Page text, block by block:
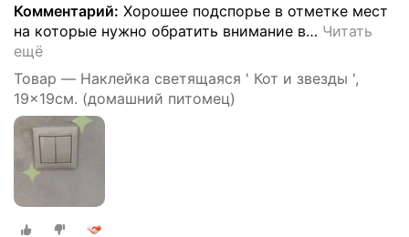
Комментарий: Хорошее подспорье в отметке мест
на которые нужно обратить внимание в… Читать
ещё
Товар — Наклейка светящаяся ' Кот и звезды ',
19x19см. (домашний питомец)